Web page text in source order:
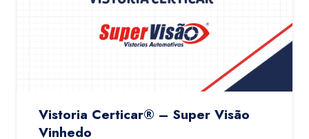
Vistoria Certicar® – Super Visão
Vinhedo